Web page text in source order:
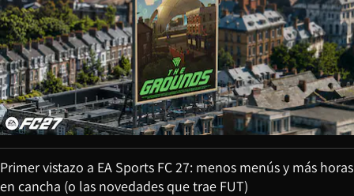
Primer vistazo a EA Sports FC 27: menos menús y más horas
en cancha (o las novedades que trae FUT)